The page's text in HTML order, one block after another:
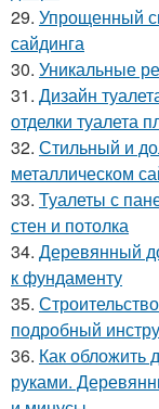
29. Упрощенный
сайдинга
30. Уникальные
31. Дизайн
отделки туалета
32. Стильный и
металлическом
33. Туалеты с
стен и потолка
34. Деревянный
к фундаменту
35.
подробный
36. Как обложить
руками.